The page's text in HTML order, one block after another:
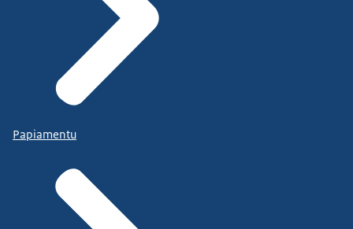
Papiamentu